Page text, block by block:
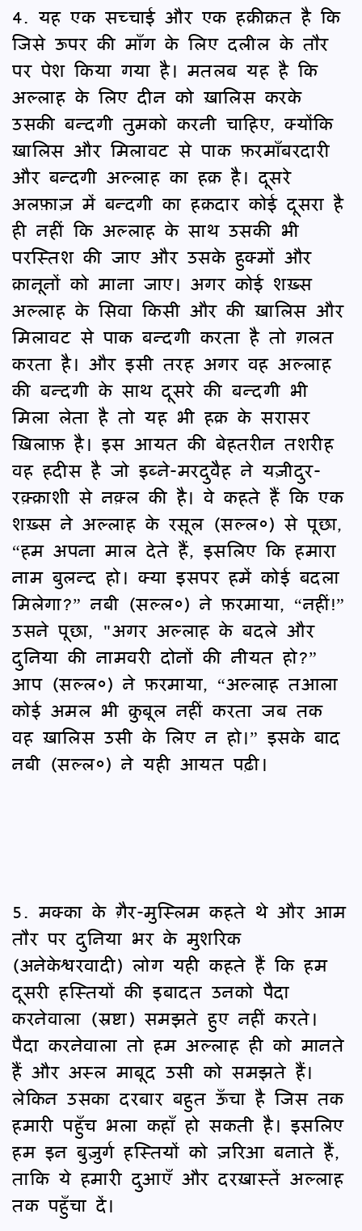
4. यह एक सच्चाई और एक हक़ीक़त है कि
जिसे ऊपर की माँग के लिए दलील के तौर
पर पेश किया गया है। मतलब यह है कि
अल्लाह के लिए दीन को ख़ालिस करके
उसकी बन्दगी तुमको करनी चाहिए, क्योंकि
ख़ालिस और मिलावट से पाक फ़रमाँबरदारी
और बन्दगी अल्लाह का हक़ है। दूसरे
अलफ़ाज़ में बन्दगी का हक़दार कोई दूसरा है
ही नहीं कि अल्लाह के साथ उसकी भी
परस्तिश की जाए और उसके हुक्मों और
क़ानूनों को माना जाए। अगर कोई शख़्स
अल्लाह के सिवा किसी और की ख़ालिस और
मिलावट से पाक बन्दगी करता है तो ग़लत
करता है। और इसी तरह अगर वह अल्लाह
की बन्दगी के साथ दूसरे की बन्दगी भी
मिला लेता है तो यह भी हक़ के सरासर
ख़िलाफ़ है। इस आयत की बेहतरीन तशरीह
वह हदीस है जो इब्ने-मरदुवैह ने यज़ीदुर-
रक़्क़ाशी से नक़्ल की है। वे कहते हैं कि एक
शख़्स ने अल्लाह के रसूल (सल्ल०) से पूछा,
“हम अपना माल देते हैं, इसलिए कि हमारा
नाम बुलन्द हो। क्या इसपर हमें कोई बदला
मिलेगा?” नबी (सल्ल०) ने फ़रमाया, “नहीं!”
उसने पूछा, "अगर अल्लाह के बदले और
दुनिया की नामवरी दोनों की नीयत हो?”
आप (सल्ल०) ने फ़रमाया, “अल्लाह तआला
कोई अमल भी क़ुबूल नहीं करता जब तक
वह ख़ालिस उसी के लिए न हो।” इसके बाद
नबी (सल्ल०) ने यही आयत पढ़ी।
5. मक्का के ग़ैर-मुस्लिम कहते थे और आम
तौर पर दुनिया भर के मुशरिक
(अनेकेश्वरवादी) लोग यही कहते हैं कि हम
दूसरी हस्तियों की इबादत उनको पैदा
करनेवाला (स्रष्टा) समझते हुए नहीं करते।
पैदा करनेवाला तो हम अल्लाह ही को मानते
हैं और अस्ल माबूद उसी को समझते हैं।
लेकिन उसका दरबार बहुत ऊँचा है जिस तक
हमारी पहुँच भला कहाँ हो सकती है। इसलिए
हम इन बुज़ुर्ग हस्तियों को ज़रिआ बनाते हैं,
ताकि ये हमारी दुआएँ और दरख़ास्तें अल्लाह
तक पहुँचा दें।